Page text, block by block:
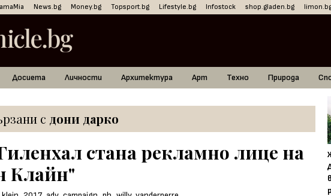
News.bg Money.bg Topsport.bg Lifestyle.bg Infostock shop.gladen.bg
Досиета Личности Архитектура Арт Техно Природа
с дони дарко
стана рекламно лице на
Клайн"